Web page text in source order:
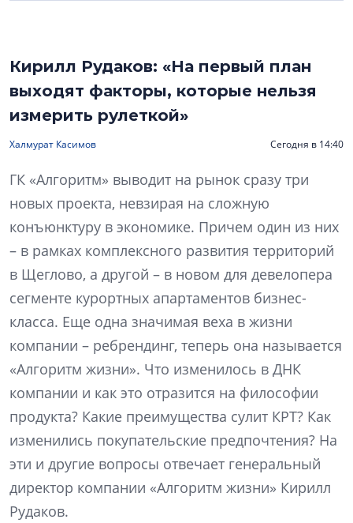
Кирилл Рудаков: «На первый план
выходят факторы, которые нельзя
измерить рулеткой»
Халмурат Касимов Сегодня в 14:40
ГК «Алгоритм» выводит на рынок сразу три
новых проекта, невзирая на сложную
конъюнктуру в экономике. Причем один из них
– в рамках комплексного развития территорий
в Щеглово, а другой – в новом для девелопера
сегменте курортных апартаментов бизнес-
класса. Еще одна значимая веха в жизни
компании – ребрендинг, теперь она называется
«Алгоритм жизни». Что изменилось в ДНК
компании и как это отразится на философии
продукта? Какие преимущества сулит КРТ? Как
изменились покупательские предпочтения? На
эти и другие вопросы отвечает генеральный
директор компании «Алгоритм жизни» Кирилл
Рудаков.